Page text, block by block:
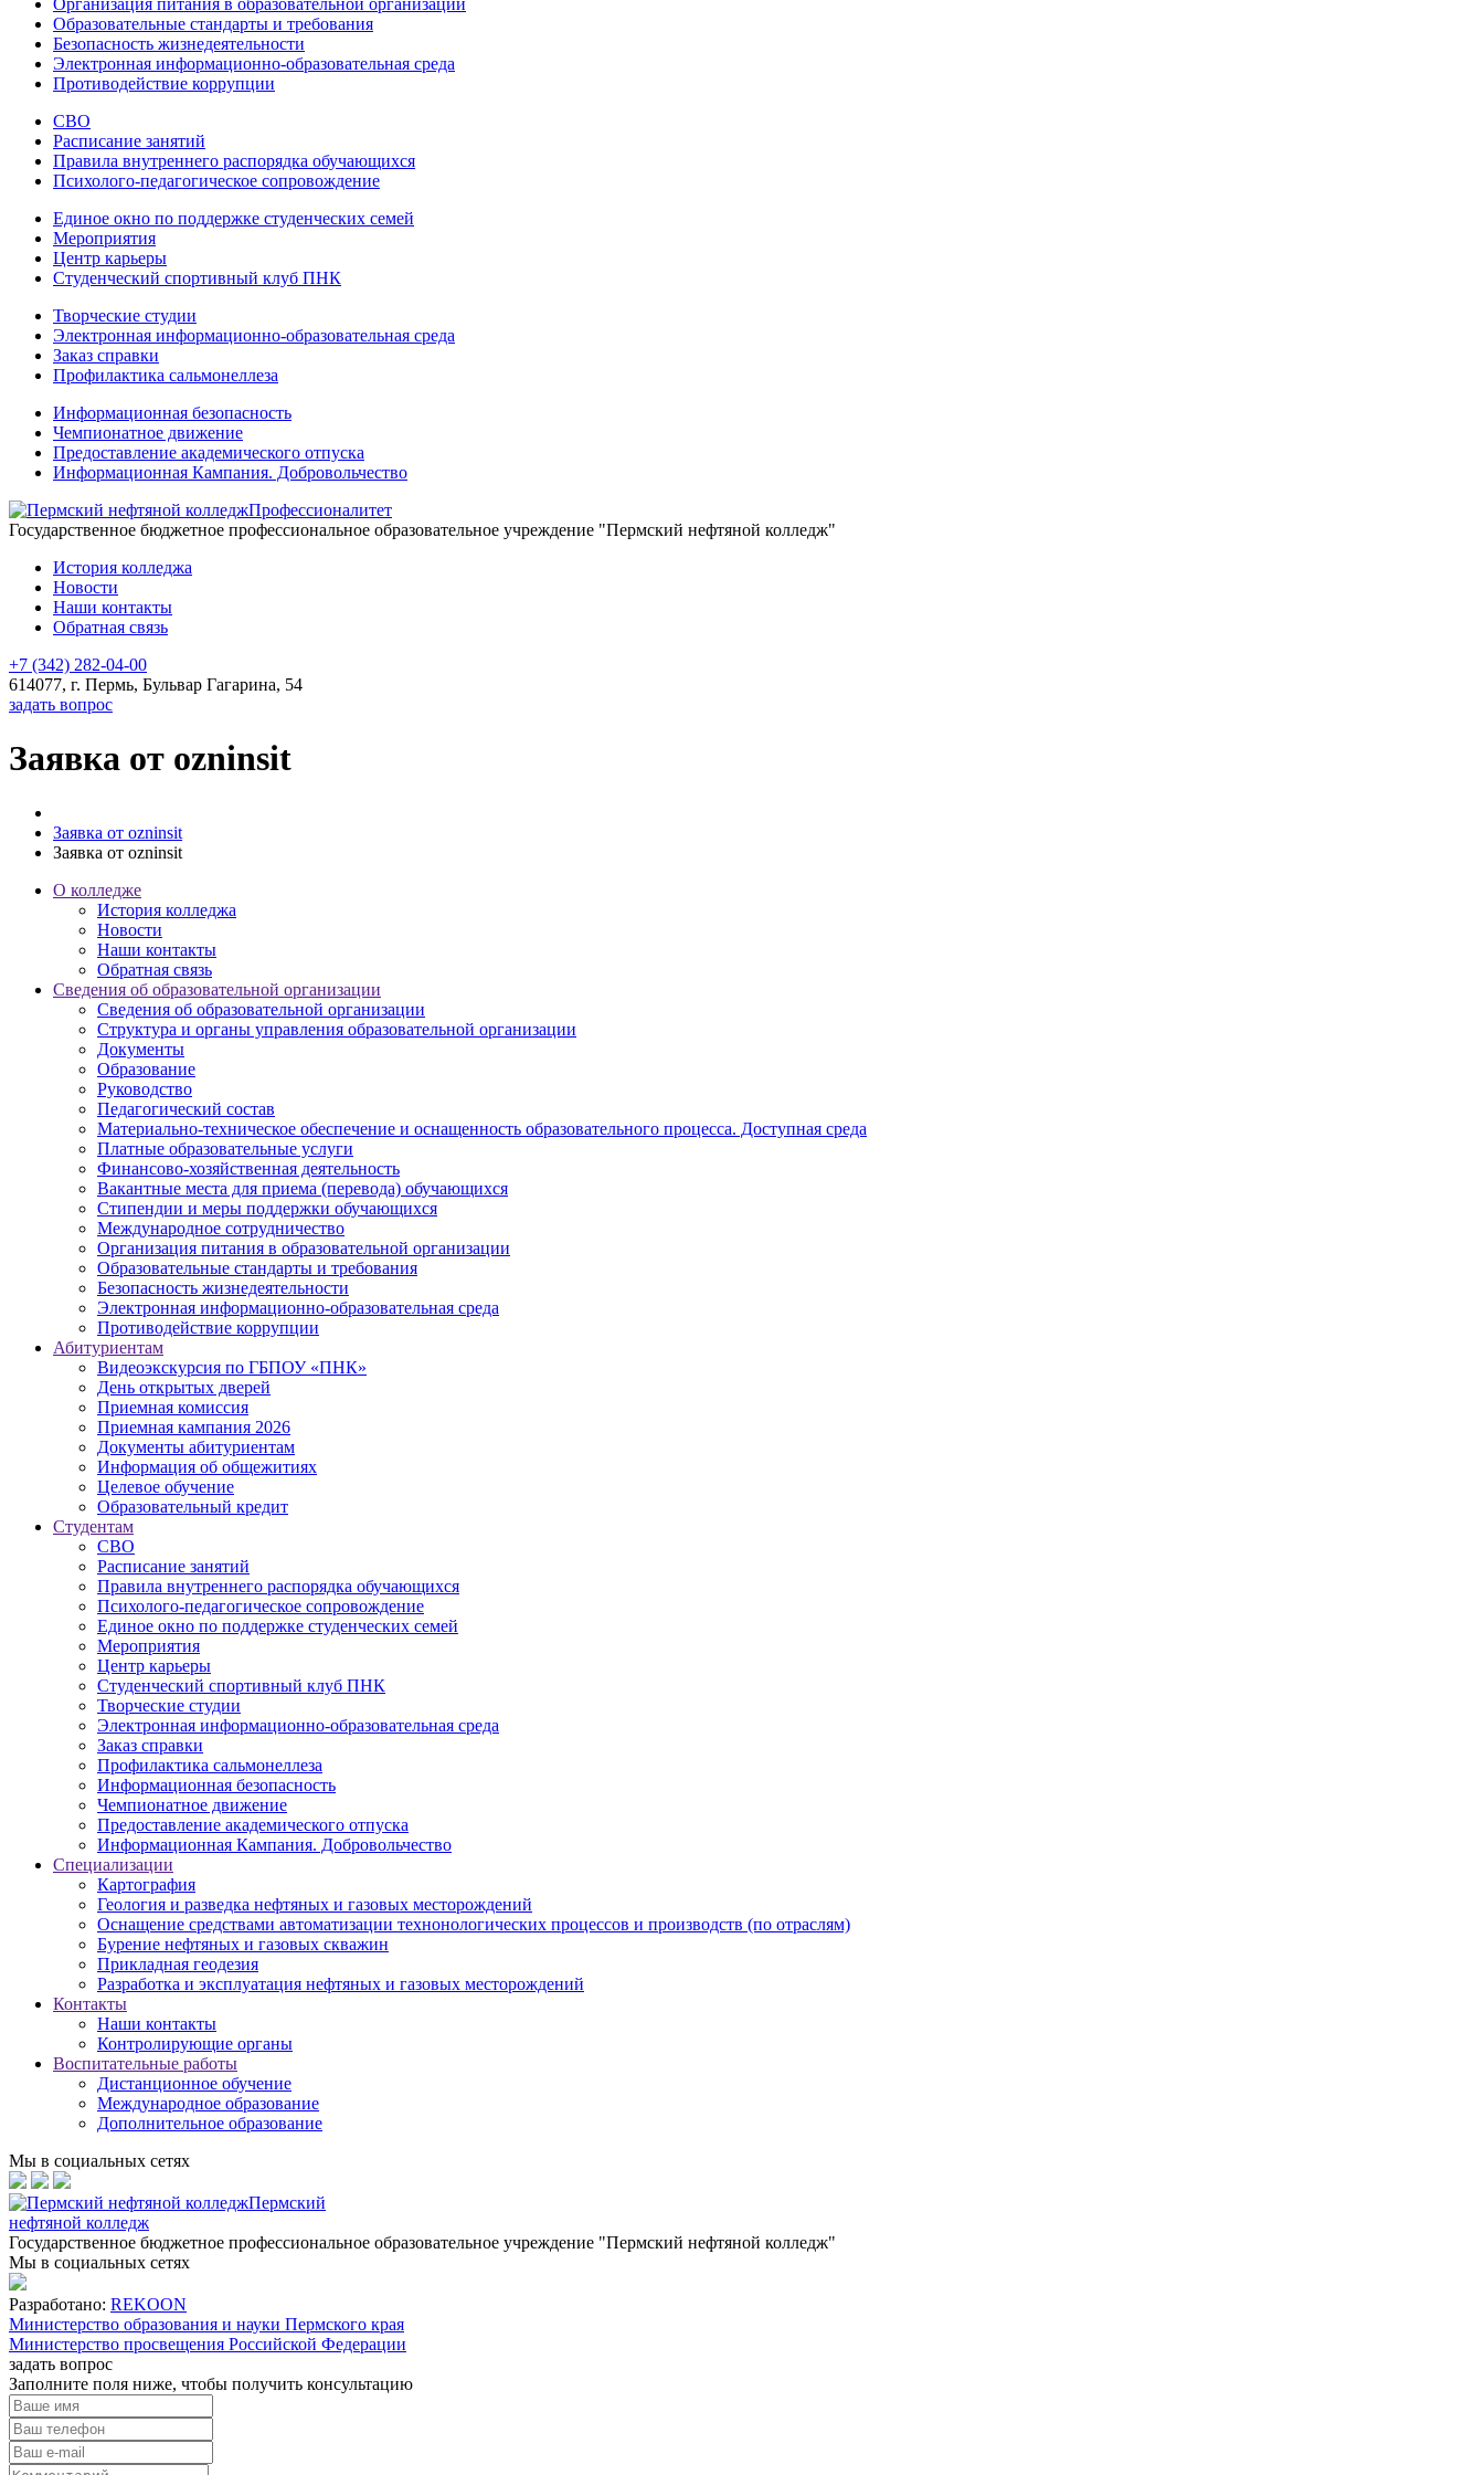
Организация питания в образовательной организации
Образовательные стандарты и требования
Безопасность жизнедеятельности
Электронная информационно-образовательная среда
Противодействие коррупции
СВО
Расписание занятий
Правила внутреннего распорядка обучающихся
Психолого-педагогическое сопровождение
Единое окно по поддержке студенческих семей
Мероприятия
Центр карьеры
Студенческий спортивный клуб ПНК
Творческие студии
Электронная информационно-образовательная среда
Заказ справки
Профилактика сальмонеллеза
Информационная безопасность
Чемпионатное движение
Предоставление академического отпуска
Информационная Кампания. Добровольчество
Профессионалитет
Государственное бюджетное профессиональное образовательное учреждение "Пермский нефтяной колледж"
История колледжа
Новости
Наши контакты
Обратная связь
+7 (342) 282-04-00
614077, г. Пермь, Бульвар Гагарина, 54
задать вопрос
Заявка от ozninsit
Заявка от ozninsit
Заявка от ozninsit
О колледже
История колледжа
Новости
Наши контакты
Обратная связь
Сведения об образовательной организации
Сведения об образовательной организации
Структура и органы управления образовательной организации
Документы
Образование
Руководство
Педагогический состав
Материально-техническое обеспечение и оснащенность образовательного процесса. Доступная среда
Платные образовательные услуги
Финансово-хозяйственная деятельность
Вакантные места для приема (перевода) обучающихся
Стипендии и меры поддержки обучающихся
Международное сотрудничество
Организация питания в образовательной организации
Образовательные стандарты и требования
Безопасность жизнедеятельности
Электронная информационно-образовательная среда
Противодействие коррупции
Абитуриентам
Видеоэкскурсия по ГБПОУ «ПНК»
День открытых дверей
Приемная комиссия
Приемная кампания 2026
Дoкументы абитуриентам
Информация об общежитиях
Целевое обучение
Образовательный кредит
Студентам
СВО
Расписание занятий
Правила внутреннего распорядка обучающихся
Психолого-педагогическое сопровождение
Единое окно по поддержке студенческих семей
Мероприятия
Центр карьеры
Студенческий спортивный клуб ПНК
Творческие студии
Электронная информационно-образовательная среда
Заказ справки
Профилактика сальмонеллеза
Информационная безопасность
Чемпионатное движение
Предоставление академического отпуска
Информационная Кампания. Добровольчество
Специализации
Картография
Геология и разведка нефтяных и газовых месторождений
Оснащение средствами автоматизации технонологических процессов и производств (по отраслям)
Бурение нефтяных и газовых скважин
Прикладная геодезия
Разработка и эксплуатация нефтяных и газовых месторождений
Контакты
Наши контакты
Контролирующие органы
Воспитательные работы
Дистанционное обучение
Международное образование
Дополнительное образование
Мы в социальных сетях
Пермский
нефтяной колледж
Государственное бюджетное профессиональное образовательное учреждение "Пермский нефтяной колледж"
Мы в социальных сетях
Разработано: REKOON
Министерство образования и науки Пермского края
Министерство просвещения Российской Федерации
задать вопрос
Заполните поля ниже, чтобы получить консультацию